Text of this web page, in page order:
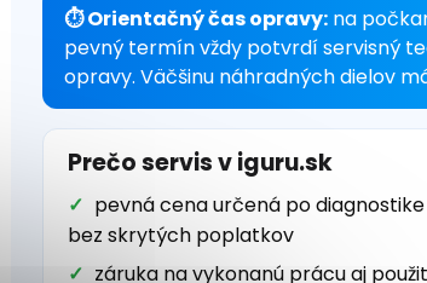
⏱ Orientačný čas opravy: na
pevný termín vždy potvrdí servisný
opravy. Väčšinu náhradných dielov
Prečo servis v iguru.sk
pevná cena určená po
bez skrytých poplatkov
záruka na vykonanú prácu aj